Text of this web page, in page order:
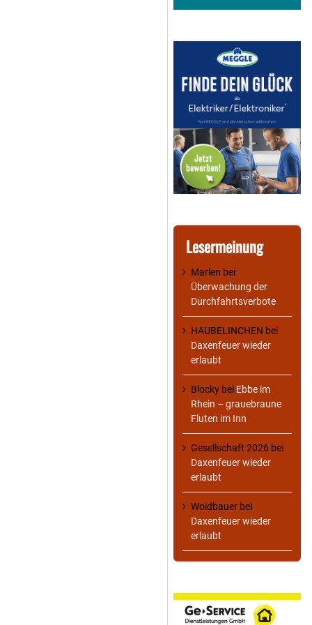
Lesermeinung
Marlen bei
Überwachung der
Durchfahrtsverbote
HAUBELINCHEN bei
Daxenfeuer wieder
erlaubt
Blocky bei Ebbe im
Rhein – grauebraune
Fluten im Inn
Gesellschaft 2026 bei
Daxenfeuer wieder
erlaubt
Woidbauer bei
Daxenfeuer wieder
erlaubt